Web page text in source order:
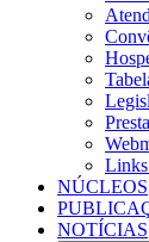
NÚCLEOS
NOTÍCIAS